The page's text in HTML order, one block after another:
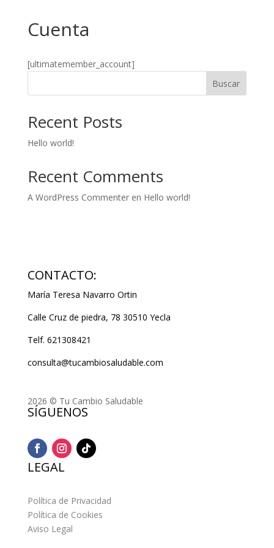
Cuenta
[ultimatemember_account]
Buscar
Recent Posts
Hello world!
Recent Comments
A WordPress Commenteren Hello world!
CONTACTO:
María Teresa Navarro Ortin
Calle Cruz de piedra, 78 30510 Yecla
Telf. 621308421
consulta@tucambiosaludable.com
2026 © Tu Cambio Saludable
SÍGUENOS
LEGAL
Política de Privacidad
Política de Cookies
Aviso Legal